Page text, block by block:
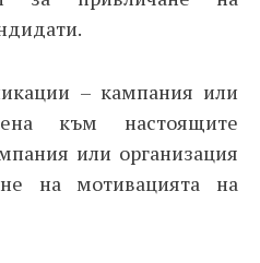
– кампания или
към настоящите
или организация
на мотивацията на